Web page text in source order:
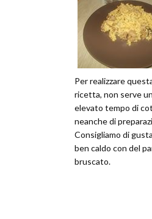
Per realizzare
ricetta, non serve un
elevato tempo di
neanche di
Consigliamo di
ben caldo con del
bruscato.